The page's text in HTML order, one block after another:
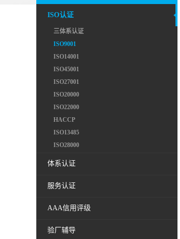
ISO认证
三体系认证
ISO9001
ISO14001
ISO45001
ISO27001
ISO20000
ISO22000
HACCP
ISO13485
ISO28000
体系认证
服务认证
AAA信用评级
验厂辅导